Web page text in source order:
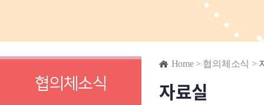
협의체소식
Home > 협의체소식 >
자료실